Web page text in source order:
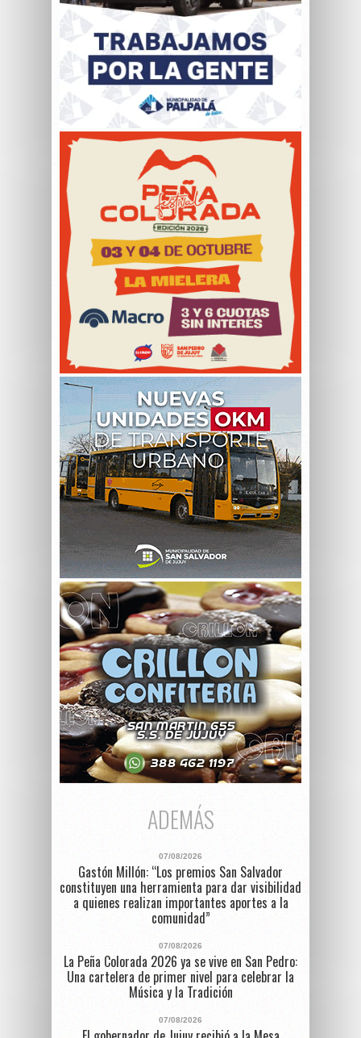
ADEMÁS
07/08/2026
Gastón Millón: “Los premios San Salvador
constituyen una herramienta para dar visibilidad
a quienes realizan importantes aportes a la
comunidad”
07/08/2026
La Peña Colorada 2026 ya se vive en San Pedro:
Una cartelera de primer nivel para celebrar la
Música y la Tradición
07/08/2026